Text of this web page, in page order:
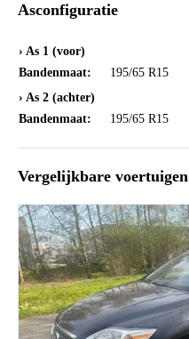
Asconfiguratie
› As 1 (voor)
Bandenmaat:
195/65 R15
› As 2 (achter)
Bandenmaat:
195/65 R15
Vergelijkbare voertuigen